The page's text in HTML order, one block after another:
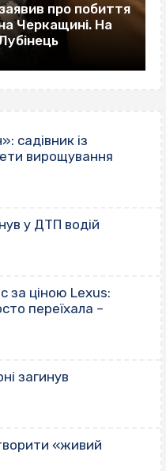
про побиття
Черкащині. На
садівник із
вирощування
у ДТП водій
за ціною Lexus:
переїхала –
загинув
«живий